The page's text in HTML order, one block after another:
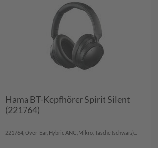
Hama BT-Kopfhörer Spirit Silent
(221764)
221764, Over-Ear, Hybric ANC, Mikro, Tasche (schwarz)...